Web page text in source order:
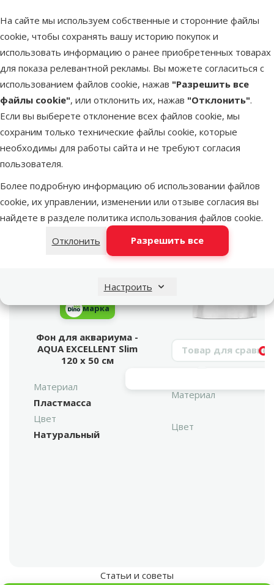
На сайте мы используем собственные и сторонние файлы
cookie, чтобы сохранять вашу историю покупок и
использовать информацию о ранее приобретенных товарах
для показа релевантной рекламы. Вы можете согласиться с
использованием файлов cookie, нажав "Разрешить все
файлы cookie", или отклонить их, нажав "Отклонить".
Если вы выберете отклонение всех файлов cookie, мы
сохраним только технические файлы cookie, которые
необходимы для работы сайта и не требуют согласия
пользователя.
Более подробную информацию об использовании файлов
cookie, их управлении, изменении или отзыве согласия вы
найдете в разделе политика использования файлов cookie.
Отклонить
Разрешить все
Настроить
Изготовлен из нетоксичного материала.
Размеры: 120 x 50 см.
Параметры
Пластмасса
Натуральный
Номер в каталоге
77294
EAN
Лучшее для твоего питомца
Dino Zoo рекомендует
марка
Фон для аквариума -
AQUA EXCELLENT Slim
120 x 50 cм
Материал
Пластмасса
Материал
Цвет
Натуральный
Цвет
Статьи и советы